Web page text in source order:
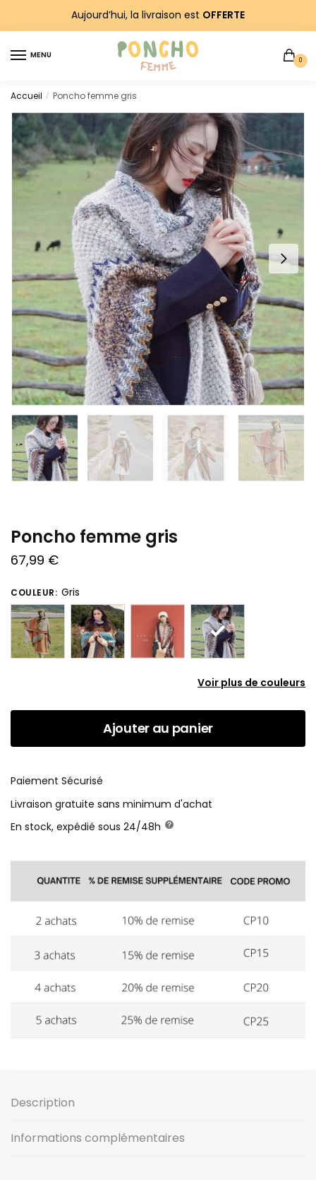
navigation
Aujourd’hui, la livraison est OFFERTE
MENU
0
Accueil / Poncho femme gris
Poncho femme gris
67,99 €
COULEUR: Gris
Voir plus de couleurs
Ajouter au panier
Paiement Sécurisé
Livraison gratuite sans minimum d'achat
En stock, expédié sous 24/48h
Description
Informations complémentaires